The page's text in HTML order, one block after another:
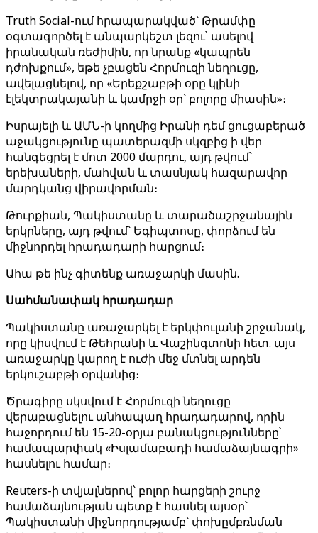
Truth Social-ում հրապարակված՝ Թրամփը
օգտագործել է անպարկեշտ լեզու՝ ասելով
իրանական ռեժիմին, որ նրանք «կապրեն
դժոխքում», եթե չբացեն Հորմուզի նեղուցը,
ավելացնելով, որ «Երեքշաբթի օրը կլինի
էլեկտրակայանի և կամրջի օր՝ բոլորը միասին»։
Իսրայելի և ԱՄՆ-ի կողմից Իրանի դեմ ցուցաբերած
աջակցությունը պատերազմի սկզբից ի վեր
հանգեցրել է մոտ 2000 մարդու, այդ թվում՝
երեխաների, մահվան և տասնյակ հազարավոր
մարդկանց վիրավորման։
Թուրքիան, Պակիստանը և տարածաշրջանային
երկրները, այդ թվում՝ Եգիպտոսը, փորձում են
միջնորդել հրադադարի հարցում։
Ահա թե ինչ գիտենք առաջարկի մասին.
Սահմանափակ հրադադար
Պակիստանը առաջարկել է երկփուլանի շրջանակ,
որը կիսվում է Թեհրանի և Վաշինգտոնի հետ. այս
առաջարկը կարող է ուժի մեջ մտնել արդեն
երկուշաբթի օրվանից։
Ծրագիրը սկսվում է Հորմուզի նեղուցը
վերաբացնելու անհապաղ հրադադարով, որին
հաջորդում են 15-20-օրյա բանակցությունները՝
համապարփակ «Իսլամաբադի համաձայնագրի»
հասնելու համար։
Reuters-ի տվյալներով՝ բոլոր հարցերի շուրջ
համաձայնության պետք է հասնել այսօր՝
Պակիստանի միջնորդությամբ՝ փոխըմբռնման